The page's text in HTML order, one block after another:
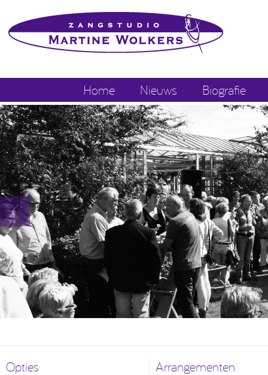
Home Nieuws Biografie
Opties Arrangementen